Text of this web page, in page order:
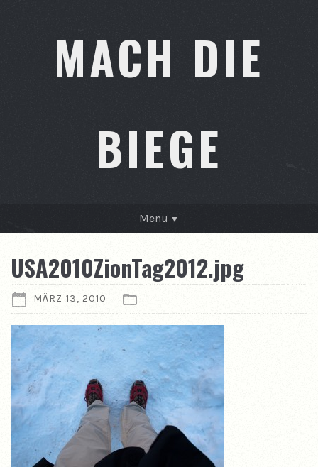
MACH DIE
BIEGE
Menu
KONTAKT
ÜBER MICH
USA2010ZionTag2012.jpg
MÄRZ 13, 2010